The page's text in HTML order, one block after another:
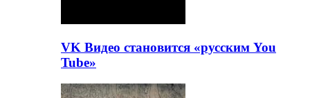
VK Видео становится «русским You
Tube»